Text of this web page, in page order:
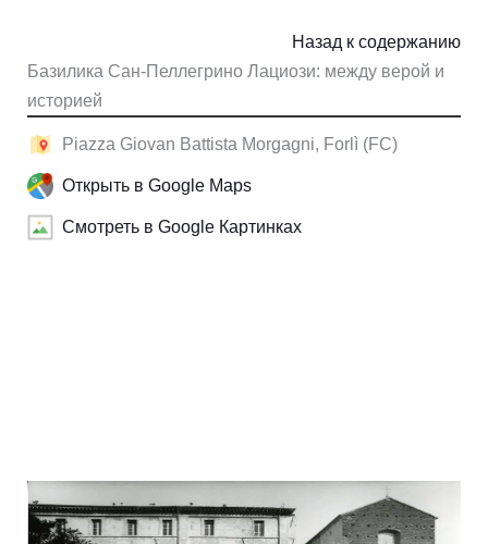
Базилика Сан-Пеллегрино Лациози: между верой и
историей
Назад к содержанию
Piazza Giovan Battista Morgagni, Forlì (FC)
Открыть в Google Maps
Смотреть в Google Картинках